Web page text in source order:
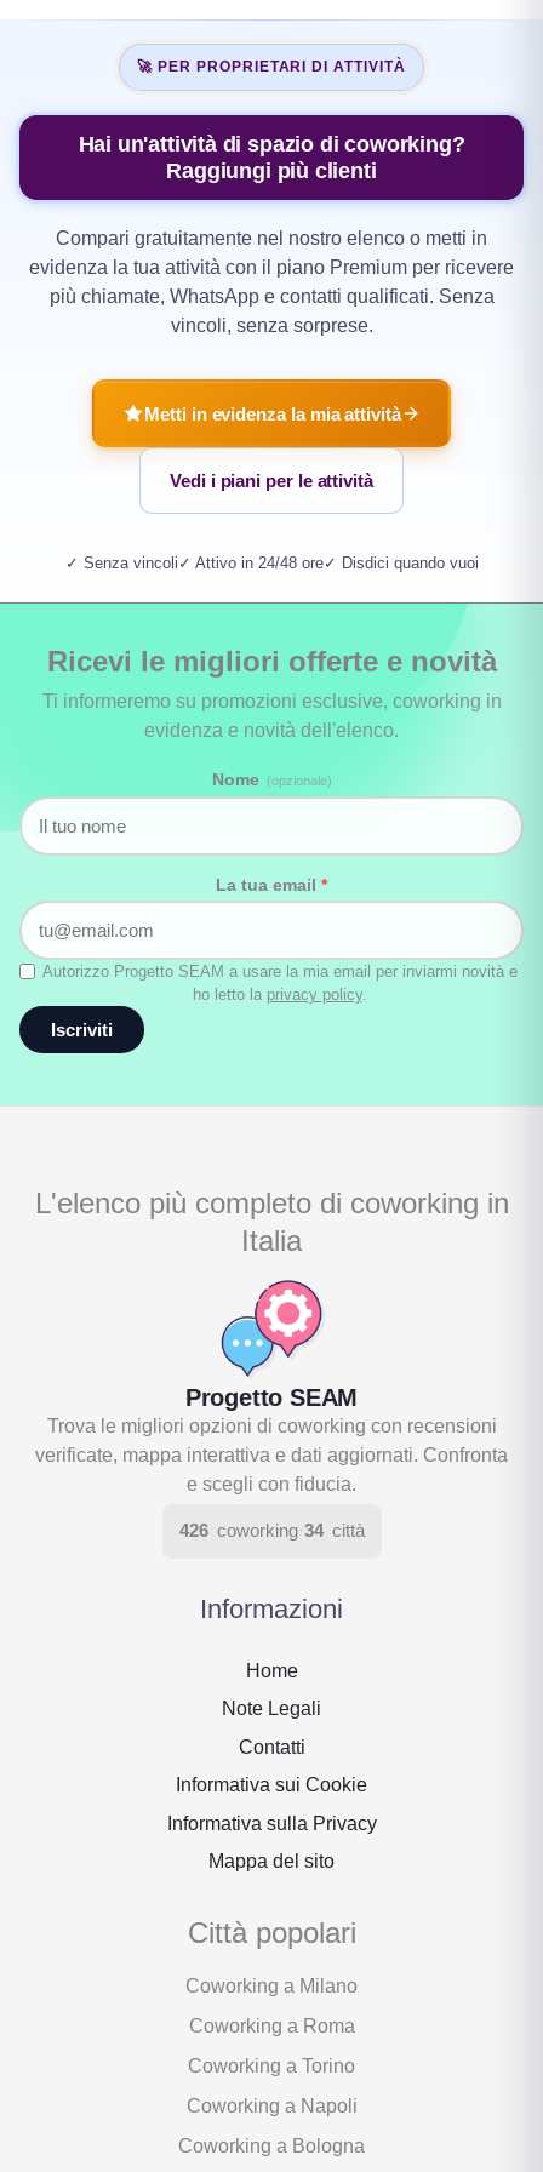
🚀 PER PROPRIETARI DI ATTIVITÀ
Hai un'attività di spazio di coworking?
Raggiungi più clienti
Compari gratuitamente nel nostro elenco o metti in
evidenza la tua attività con il piano Premium per ricevere
più chiamate, WhatsApp e contatti qualificati. Senza
vincoli, senza sorprese.
Metti in evidenza la mia attività
Vedi i piani per le attività
✓ Senza vincoli ✓ Attivo in 24/48 ore✓ Disdici quando vuoi
Ricevi le migliori offerte e novità
Ti informeremo su promozioni esclusive, coworking in
evidenza e novità dell'elenco.
Nome (opzionale)
La tua email *
Autorizzo Progetto SEAM a usare la mia email per inviarmi novità e
ho letto la privacy policy.
Iscriviti
L'elenco più completo di coworking in
Italia
Progetto SEAM
Trova le migliori opzioni di coworking con recensioni
verificate, mappa interattiva e dati aggiornati. Confronta
e scegli con fiducia.
426 coworking·34 città
Informazioni
Home
Note Legali
Contatti
Informativa sui Cookie
Informativa sulla Privacy
Mappa del sito
Città popolari
Coworking a Milano
Coworking a Roma
Coworking a Torino
Coworking a Napoli
Coworking a Bologna